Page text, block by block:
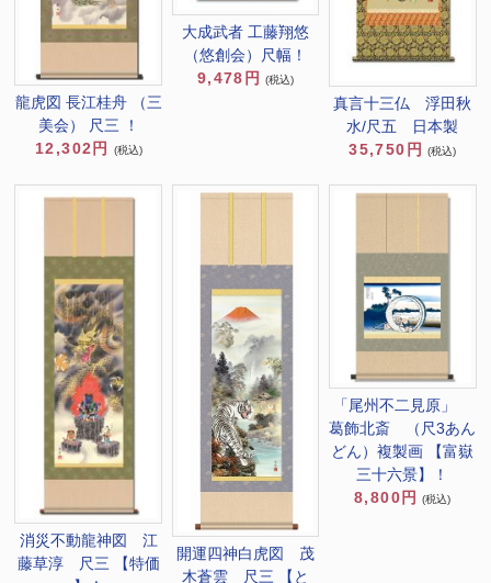
龍虎図 長江桂舟 （三
美会） 尺三 ！
12,302円
(税込)
大成武者 工藤翔悠
（悠創会）尺幅！
9,478円
(税込)
真言十三仏 浮田秋
水/尺五 日本製
35,750円
(税込)
消災不動龍神図 江
藤草淳 尺三 【特価
開運四神白虎図 茂
木蒼雲 尺三 【と
「尾州不二見原」
葛飾北斎 （尺3あん
どん）複製画 【富嶽
三十六景】！
8,800円
(税込)